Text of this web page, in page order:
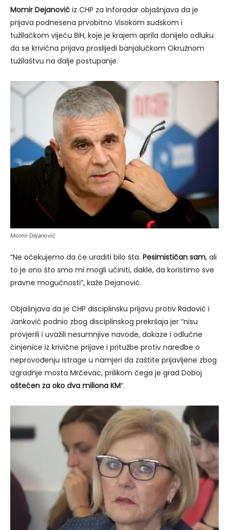
Momir Dejanović iz CHP za Inforadar objašnjava da je
prijava podnesena prvobitno Visokom sudskom i
tužilačkom vijeću BiH, koje je krajem aprila donijelo odluku
da se krivična prijava proslijedi banjalučkom Okružnom
tužilaštvu na dalje postupanje.
Momir Dejanović
“Ne očekujemo da će uraditi bilo šta. Pesimističan sam, ali
to je ono što smo mi mogli učiniti, dakle, da koristimo sve
pravne mogućnosti”, kaže Dejanović.
Objašnjava da je CHP disciplinsku prijavu protiv Radović i
Janković podnio zbog disciplinskog prekršaja jer “nisu
provjerili i uvažili nesumnjive navode, dokaze i odlučne
činjenice iz krivične prijave i pritužbe protiv naredbe o
neprovođenju istrage u namjeri da zaštite prijavljene zbog
izgradnje mosta Mrčevac, prilikom čega je grad Doboj
oštećen za oko dva miliona KM“.